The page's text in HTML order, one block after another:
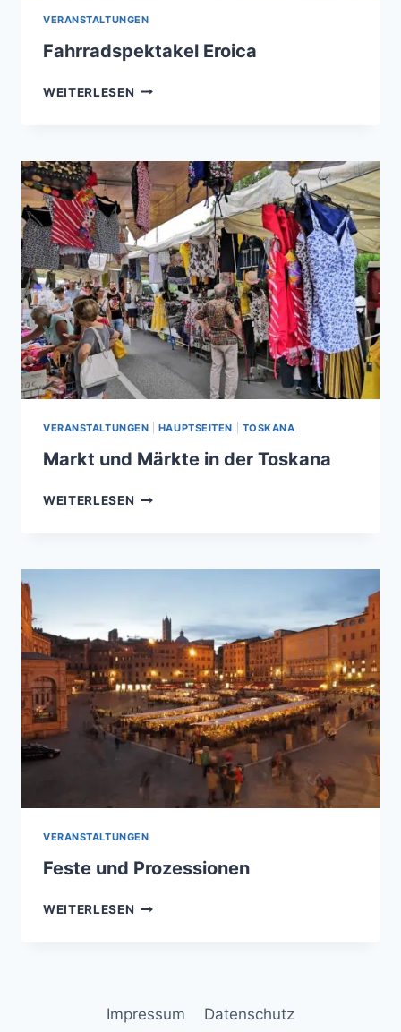
VERANSTALTUNGEN
Fahrradspektakel Eroica
WEITERLESEN FAHRRADSPEKTAKEL
VERANSTALTUNGEN HAUPTSEITEN TOSKANA
Markt und Märkte in der Toskana
WEITERLESEN MARKT
DER
VERANSTALTUNGEN
Feste und Prozessionen
WEITERLESEN FESTE
Impressum Datenschutz